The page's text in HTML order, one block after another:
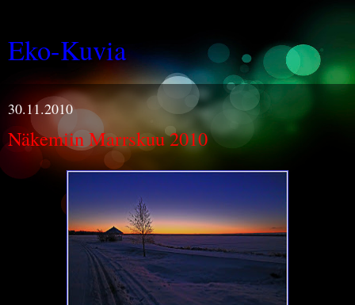
Eko-Kuvia
30.11.2010
Näkemiin Marrskuu 2010